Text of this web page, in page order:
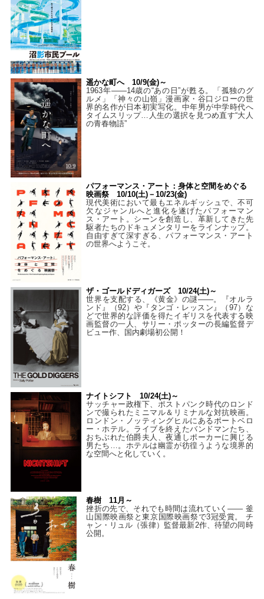
遥かな町へ 10/9(金)～
1963年――14歳の“あの日”が甦る。「孤独のグ
ルメ」「神々の山嶺」漫画家・谷口ジローの世
界的名作が日本初実写化。中年男が中学時代へ
タイムスリップ…人生の選択を見つめ直す“大人
の青春物語”
パフォーマンス・アート：身体と空間をめぐる
映画祭 10/10(土)－10/23(金)
現代美術において最もエネルギッシュで、不可
欠なジャンルへと進化を遂げたパフォーマン
ス・アート。シーンを創造し、革新してきた先
駆者たちのドキュメンタリーをラインナップ。
自由すぎて深すぎる、パフォーマンス・アート
の世界へようこそ。
ザ・ゴールドディガーズ 10/24(土)～
世界を支配する、《黄金》の謎――。『オルラ
ンド』（92）や『タンゴ・レッスン』（97）な
どで世界的な評価を得たイギリスを代表する映
画監督の一人、サリー・ポッターの長編監督デ
ビュー作、国内劇場初公開！
ナイトシフト 10/24(土)～
サッチャー政権下、ポストパンク時代のロンド
ンで撮られたミニマル＆リミナルな対抗映画。
ロンドン・ノッティングヒルにあるポートベロ
ー・ホテル。ライブを終えたバンドマンたち、
おちぶれた伯爵夫人、夜通しポーカーに興じる
男たち…。ホテルは幽霊が彷徨うような境界的
な空間へと化していく。
春樹 11月～
挫折の先で、それでも時間は流れていく—— 釜
山国際映画祭と東京国際映画祭で3冠受賞。 チ
ャン・リュル（張律）監督最新2作、待望の同時
公開。